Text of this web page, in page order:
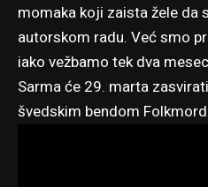
momaka koji zaista žele da
autorskom radu. Već smo
iako vežbamo tek dva
Sarma će 29. marta
švedskim bendom